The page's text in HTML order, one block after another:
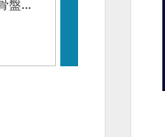
🎥Chapter3 / 立位骨盤回旋テストと骨盤周囲のアライメント評価